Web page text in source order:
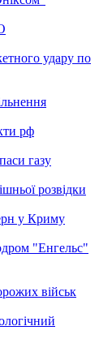
удару по
рф
газу
розвідки
у Криму
"Енгельс"
військ